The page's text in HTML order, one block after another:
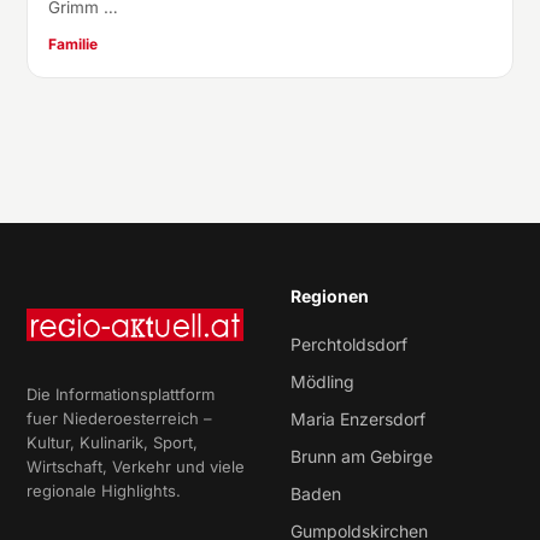
Grimm …
Familie
Die Informationsplattform
fuer Niederoesterreich –
Kultur, Kulinarik, Sport,
Wirtschaft, Verkehr und viele
regionale Highlights.
Regionen
Perchtoldsdorf
Mödling
Maria Enzersdorf
Brunn am Gebirge
Baden
Gumpoldskirchen